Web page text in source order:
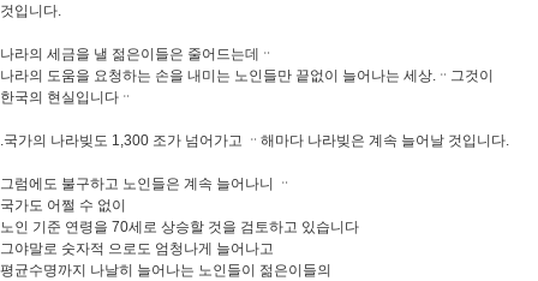
것입니다.
나라의 세금을 낼 젊은이들은 줄어드는데ᆢ
나라의 도움을 요청하는 손을 내미는 노인들만 끝없이 늘어나는 세상.ᆢ그것이
한국의 현실입니다ᆢ
.국가의 나라빚도 1,300 조가 넘어가고 ᆢ해마다 나라빚은 계속 늘어날 것입니다.
그럼에도 불구하고 노인들은 계속 늘어나니 ᆢ
국가도 어쩔 수 없이
노인 기준 연령을 70세로 상승할 것을 검토하고 있습니다
그야말로 숫자적 으로도 엄청나게 늘어나고
평균수명까지 나날히 늘어나는 노인들이 젊은이들의